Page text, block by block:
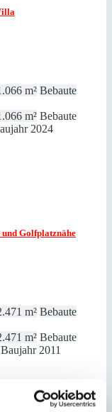
m² Bebaute
m² Bebaute
2024
Golfplatznähe
m² Bebaute
m² Bebaute
Baujahr 2011